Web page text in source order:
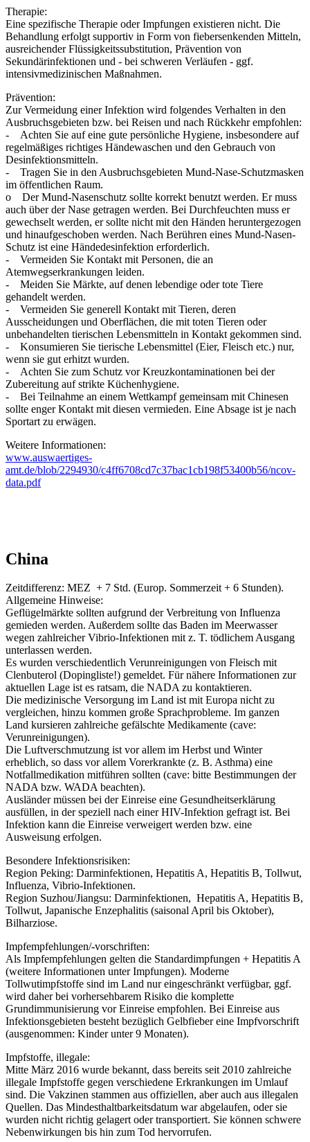
Therapie:
Eine spezifische Therapie oder Impfungen existieren nicht. Die
Behandlung erfolgt supportiv in Form von fiebersenkenden Mitteln,
ausreichender Flüssigkeitssubstitution, Prävention von
Sekundärinfektionen und - bei schweren Verläufen - ggf.
intensivmedizinischen Maßnahmen.
Prävention:
Zur Vermeidung einer Infektion wird folgendes Verhalten in den
Ausbruchsgebieten bzw. bei Reisen und nach Rückkehr empfohlen:
- Achten Sie auf eine gute persönliche Hygiene, insbesondere auf
regelmäßiges richtiges Händewaschen und den Gebrauch von
Desinfektionsmitteln.
- Tragen Sie in den Ausbruchsgebieten Mund-Nase-Schutzmasken
im öffentlichen Raum.
o Der Mund-Nasenschutz sollte korrekt benutzt werden. Er muss
auch über der Nase getragen werden. Bei Durchfeuchten muss er
gewechselt werden, er sollte nicht mit den Händen heruntergezogen
und hinaufgeschoben werden. Nach Berühren eines Mund-Nasen-
Schutz ist eine Händedesinfektion erforderlich.
- Vermeiden Sie Kontakt mit Personen, die an
Atemwegserkrankungen leiden.
- Meiden Sie Märkte, auf denen lebendige oder tote Tiere
gehandelt werden.
- Vermeiden Sie generell Kontakt mit Tieren, deren
Ausscheidungen und Oberflächen, die mit toten Tieren oder
unbehandelten tierischen Lebensmitteln in Kontakt gekommen sind.
- Konsumieren Sie tierische Lebensmittel (Eier, Fleisch etc.) nur,
wenn sie gut erhitzt wurden.
- Achten Sie zum Schutz vor Kreuzkontaminationen bei der
Zubereitung auf strikte Küchenhygiene.
- Bei Teilnahme an einem Wettkampf gemeinsam mit Chinesen
sollte enger Kontakt mit diesen vermieden. Eine Absage ist je nach
Sportart zu erwägen.
Weitere Informationen:
www.auswaertiges-
amt.de/blob/2294930/c4ff6708cd7c37bac1cb198f53400b56/ncov-
data.pdf
China
Zeitdifferenz: MEZ + 7 Std. (Europ. Sommerzeit + 6 Stunden).
Allgemeine Hinweise:
Geflügelmärkte sollten aufgrund der Verbreitung von Influenza
gemieden werden. Außerdem sollte das Baden im Meerwasser
wegen zahlreicher Vibrio-Infektionen mit z. T. tödlichem Ausgang
unterlassen werden.
Es wurden verschiedentlich Verunreinigungen von Fleisch mit
Clenbuterol (Dopingliste!) gemeldet. Für nähere Informationen zur
aktuellen Lage ist es ratsam, die NADA zu kontaktieren.
Die medizinische Versorgung im Land ist mit Europa nicht zu
vergleichen, hinzu kommen große Sprachprobleme. Im ganzen
Land kursieren zahlreiche gefälschte Medikamente (cave:
Verunreinigungen).
Die Luftverschmutzung ist vor allem im Herbst und Winter
erheblich, so dass vor allem Vorerkrankte (z. B. Asthma) eine
Notfallmedikation mitführen sollten (cave: bitte Bestimmungen der
NADA bzw. WADA beachten).
Ausländer müssen bei der Einreise eine Gesundheitserklärung
ausfüllen, in der speziell nach einer HIV-Infektion gefragt ist. Bei
Infektion kann die Einreise verweigert werden bzw. eine
Ausweisung erfolgen.
Besondere Infektionsrisiken:
Region Peking: Darminfektionen, Hepatitis A, Hepatitis B, Tollwut,
Influenza, Vibrio-Infektionen.
Region Suzhou/Jiangsu: Darminfektionen, Hepatitis A, Hepatitis B,
Tollwut, Japanische Enzephalitis (saisonal April bis Oktober),
Bilharziose.
Impfempfehlungen/-vorschriften:
Als Impfempfehlungen gelten die Standardimpfungen + Hepatitis A
(weitere Informationen unter Impfungen). Moderne
Tollwutimpfstoffe sind im Land nur eingeschränkt verfügbar, ggf.
wird daher bei vorhersehbarem Risiko die komplette
Grundimmunisierung vor Einreise empfohlen. Bei Einreise aus
Infektionsgebieten besteht bezüglich Gelbfieber eine Impfvorschrift
(ausgenommen: Kinder unter 9 Monaten).
Impfstoffe, illegale:
Mitte März 2016 wurde bekannt, dass bereits seit 2010 zahlreiche
illegale Impfstoffe gegen verschiedene Erkrankungen im Umlauf
sind. Die Vakzinen stammen aus offiziellen, aber auch aus illegalen
Quellen. Das Mindesthaltbarkeitsdatum war abgelaufen, oder sie
wurden nicht richtig gelagert oder transportiert. Sie können schwere
Nebenwirkungen bis hin zum Tod hervorrufen.